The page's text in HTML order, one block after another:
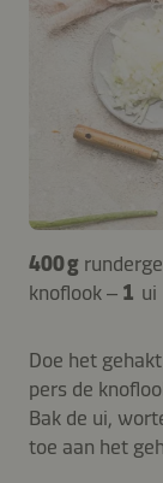
400 g
knoflook – 1 ui
Doe het
pers de
Bak de ui,
toe aan het